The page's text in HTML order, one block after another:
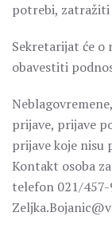
potrebi,
Sekretarijat će o
obavestiti
prijave, prijave
prijave koje nisu
Kontakt osoba
telefon 021/